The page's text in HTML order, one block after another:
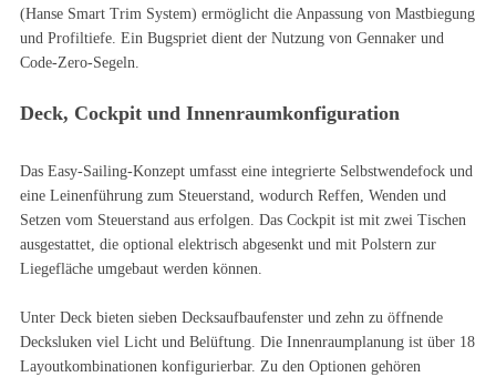
(Hanse Smart Trim System) ermöglicht die Anpassung von Mastbiegung
und Profiltiefe. Ein Bugspriet dient der Nutzung von Gennaker und
Code-Zero-Segeln.
Deck, Cockpit und Innenraumkonfiguration
Das Easy-Sailing-Konzept umfasst eine integrierte Selbstwendefock und
eine Leinenführung zum Steuerstand, wodurch Reffen, Wenden und
Setzen vom Steuerstand aus erfolgen. Das Cockpit ist mit zwei Tischen
ausgestattet, die optional elektrisch abgesenkt und mit Polstern zur
Liegefläche umgebaut werden können.
Unter Deck bieten sieben Decksaufbaufenster und zehn zu öffnende
Decksluken viel Licht und Belüftung. Die Innenraumplanung ist über 18
Layoutkombinationen konfigurierbar. Zu den Optionen gehören